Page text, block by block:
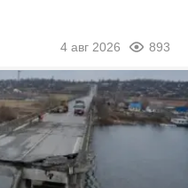
4 авг 2026 893